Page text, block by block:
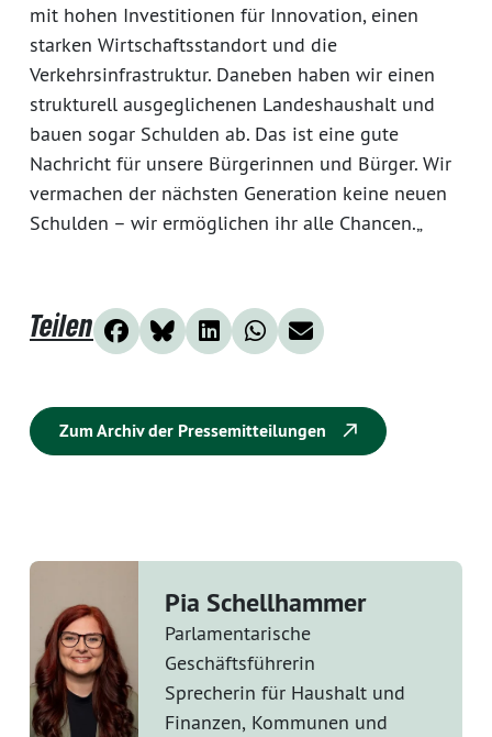
mit hohen Investitionen für Innovation, einen
starken Wirtschaftsstandort und die
Verkehrsinfrastruktur. Daneben haben wir einen
strukturell ausgeglichenen Landeshaushalt und
bauen sogar Schulden ab. Das ist eine gute
Nachricht für unsere Bürgerinnen und Bürger. Wir
vermachen der nächsten Generation keine neuen
Schulden – wir ermöglichen ihr alle Chancen.„
Teilen
Zum Archiv der Pressemitteilungen
Pia Schellhammer
Parlamentarische
Geschäftsführerin
Sprecherin für Haushalt und
Finanzen, Kommunen und